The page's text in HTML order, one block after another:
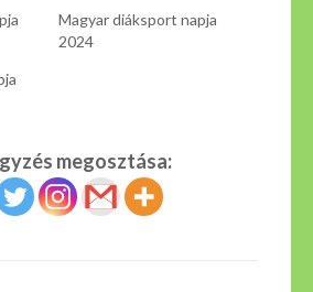
Magyar diáksport napja
2024
megosztása: